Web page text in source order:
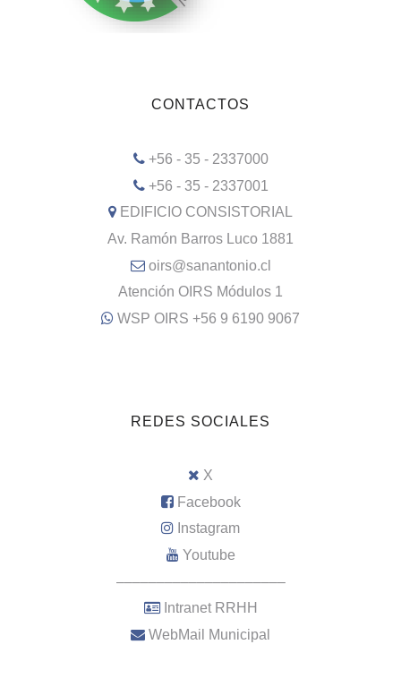
CONTACTOS
+56 - 35 - 2337000
+56 - 35 - 2337001
EDIFICIO CONSISTORIAL
Av. Ramón Barros Luco 1881
oirs@sanantonio.cl
Atención OIRS Módulos 1
WSP OIRS +56 9 6190 9067
REDES SOCIALES
X
Facebook
Instagram
Youtube
–––––––––––––––––––––
Intranet RRHH
WebMail Municipal